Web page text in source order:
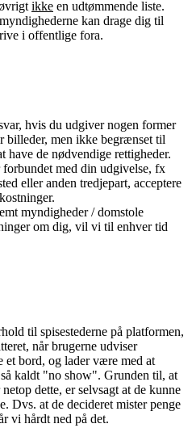
ikke en udtømmende liste.
kan drage dig til
i offentlige fora.
hvis du udgiver nogen former
billeder, men ikke begrænset til
have de nødvendige rettigheder.
med din udgivelse, fx
eller anden tredjepart, acceptere
myndigheder / domstole
om dig, vil vi til enhver tid
til spisestederne på platformen,
når brugerne udviser
et bord, og lader være med at
kaldt "no show". Grunden til, at
dette, er selvsagt at de kunne
Dvs. at de decideret mister penge
vi hårdt ned på det.